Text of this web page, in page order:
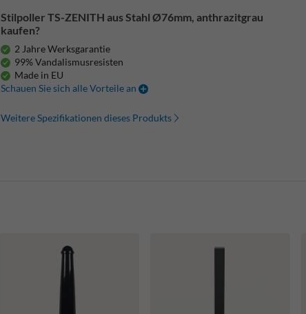
Stilpoller TS-ZENITH aus Stahl Ø76mm, anthrazitgrau
kaufen?
2 Jahre Werksgarantie
99% Vandalismusresisten
Made in EU
Schauen Sie sich alle Vorteile an
Weitere Spezifikationen dieses Produkts